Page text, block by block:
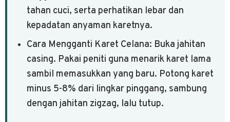
tahan cuci, serta perhatikan lebar dan
kepadatan anyaman karetnya.
Cara Mengganti Karet Celana: Buka jahitan
casing. Pakai peniti guna menarik karet lama
sambil memasukkan yang baru. Potong karet
minus 5-8% dari lingkar pinggang, sambung
dengan jahitan zigzag, lalu tutup.